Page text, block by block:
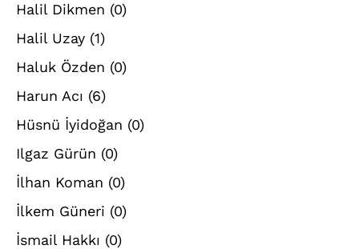
Halil Dikmen (0)
Halil Uzay (1)
Haluk Özden (0)
Harun Acı (6)
Hüsnü İyidoğan (0)
Ilgaz Gürün (0)
İlhan Koman (0)
İlkem Güneri (0)
İsmail Hakkı (0)